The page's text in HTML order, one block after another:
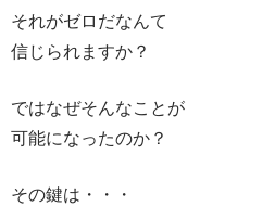
それがゼロだなんて
信じられますか？
ではなぜそんなことが
可能になったのか？
その鍵は・・・